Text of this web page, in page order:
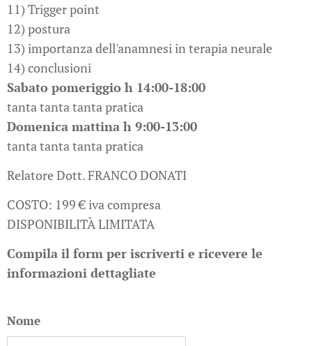
11) Trigger point
12) postura
13) importanza dell'anamnesi in terapia neurale
14) conclusioni
Sabato pomeriggio h 14:00-18:00
tanta tanta tanta pratica
Domenica mattina h 9:00-13:00
tanta tanta tanta pratica
Relatore Dott. FRANCO DONATI
COSTO: 199 € iva compresa
DISPONIBILITÀ LIMITATA
Compila il form per iscriverti e ricevere le
informazioni dettagliate
Nome